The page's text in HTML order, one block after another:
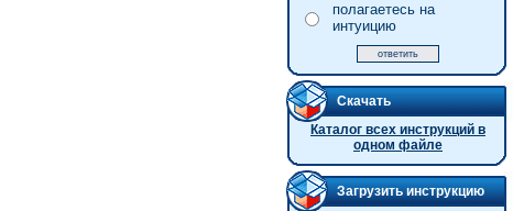
полагаетесь на
интуицию
Скачать
Каталог всех инструкций в
одном файле
Загрузить инструкцию